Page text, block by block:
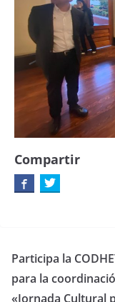
Compartir
Participa la
para la
«Jornada Cultural